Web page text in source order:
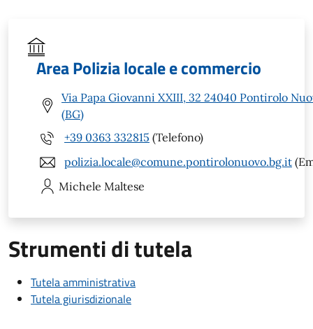
Area Polizia locale e commercio
Via Papa Giovanni XXIII, 32 24040 Pontirolo
(BG)
+39 0363 332815 (Telefono)
polizia.locale@comune.pontirolonuovo.bg.it
Michele Maltese
Strumenti di tutela
Tutela amministrativa
Tutela giurisdizionale